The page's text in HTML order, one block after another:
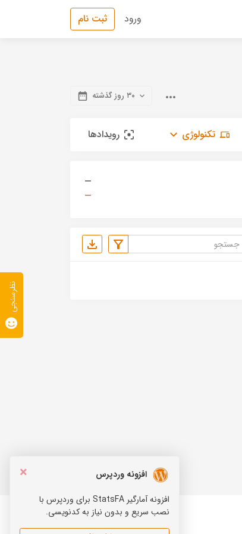
ورود ثبت نام
۳۰ روز گذشته
تکنولوژی رویدادها
—
—
×
افزونه وردپرس
افزونه آمارگیر StatsFA برای وردپرس با
نصب سریع و بدون نیاز به کدنویسی.
نظرسنجی